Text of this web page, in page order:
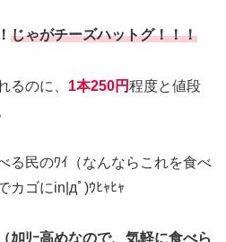
！ じゃがチーズハットグ！！！
るのに、 1本250円程度と値段
る民のﾜｲ（なんならこれを食べ
カゴにin|дﾟ)ｳﾋｬﾋｬ
ﾛﾘｰ高めなので、気軽に食べら